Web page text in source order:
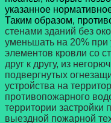
указанное
Таким образом,
стенами зданий без
уменьшать на 20% при
элементов кровли со
друг к другу, из
подвергнутых
устройства на
противопожарного
территории застройки
выездной пожарной